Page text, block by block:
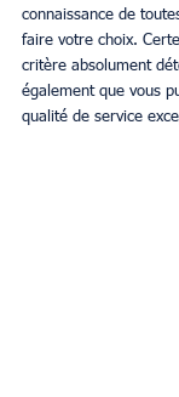
connaissance de
faire votre choix.
critère absolument
également que vous
qualité de service